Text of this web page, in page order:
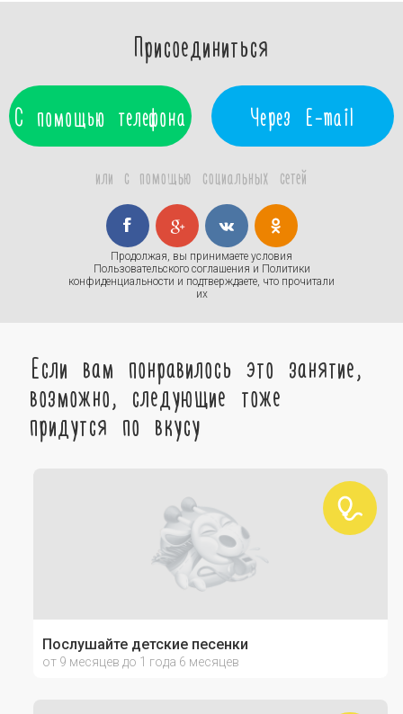
Присоединиться
С помощью телефона Через E-mail
или с помощью социальных сетей
Продолжая, вы принимаете условия
Пользовательского соглашения и Политики
конфиденциальности и подтверждаете, что прочитали
их
Если вам понравилось это занятие,
возможно, следующие тоже
придутся по вкусу
Послушайте детские песенки
от 9 месяцев до 1 года 6 месяцев